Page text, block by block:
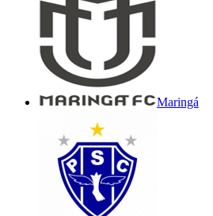
Maringá